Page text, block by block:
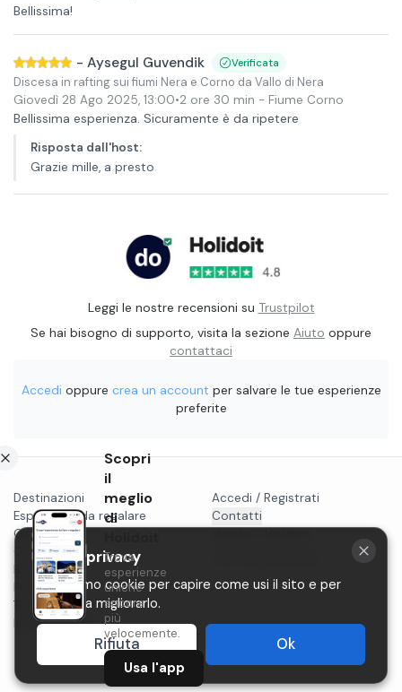
Bellissima!
- Aysegul Guvendik Verificata
Discesa in rafting sui fiumi Nera e Corno da Vallo di Nera
Giovedì 28 Ago 2025, 13:00•2 ore 30 min - Fiume Corno
Bellissima esperienza. Sicuramente è da ripetere
Risposta dall'host:
Grazie mille, a presto
Leggi le nostre recensioni su Trustpilot
Se hai bisogno di supporto, visita la sezione Aiuto oppure
contattaci
Accedi oppure crea un account per salvare le tue esperienze
preferite
Destinazioni
Esperienze da regalare
Gift card
Cosa fare a...
Blog
Privacy
Termini
Instagram
Accedi / Registrati
Contatti
Scopri
il
meglio
di
Trova
esperienze
uniche
ancora
più
velocemente.
Usa l'app
La tua privacy
Utilizziamo cookie per capire come usi il sito e per
aiutarci a migliorarlo.
Rifiuta Ok